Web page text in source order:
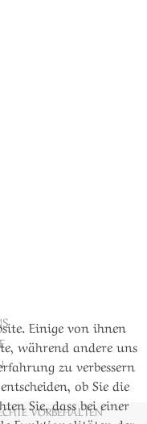
VORBEHALTEN
Einige von ihnen
während andere uns
zu verbessern
ob Sie die
Sie, dass bei einer